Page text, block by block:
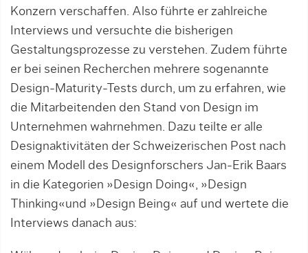
Konzern verschaffen. Also führte er zahlreiche
Interviews und versuchte die bisherigen
Gestaltungsprozesse zu verstehen. Zudem führte
er bei seinen Recherchen mehrere sogenannte
Design-Maturity-Tests durch, um zu erfahren, wie
die Mitarbeitenden den Stand von Design im
Unternehmen wahrnehmen. Dazu teilte er alle
Designaktivitäten der Schweizerischen Post nach
einem Modell des Designforschers Jan-Erik Baars
in die Kategorien »Design Doing«, »Design
Thinking«und »Design Being« auf und wertete die
Interviews danach aus: